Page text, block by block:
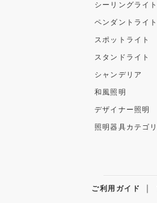
シーリングライト
ペンダントライト
スポットライト
スタンドライト
シャンデリア
和風照明
デザイナー照明
照明器具カテゴリ
ご利用ガイド ｜